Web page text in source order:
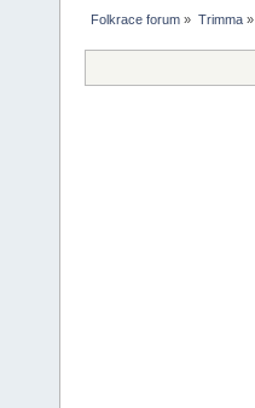
Folkrace forum » Trimma»